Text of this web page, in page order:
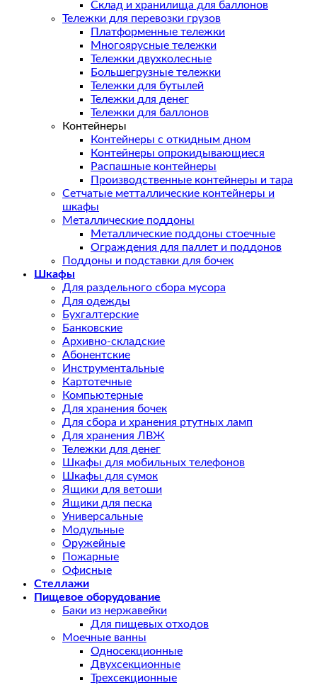
Склад и хранилища для баллонов
Тележки для перевозки грузов
Платформенные тележки
Многоярусные тележки
Тележки двухколесные
Большегрузные тележки
Тележки для бутылей
Тележки для денег
Тележки для баллонов
Контейнеры
Контейнеры с откидным дном
Контейнеры опрокидывающиеся
Распашные контейнеры
Производственные контейнеры и тара
Сетчатые метталлические контейнеры и
шкафы
Металлические поддоны
Металлические поддоны стоечные
Ограждения для паллет и поддонов
Поддоны и подставки для бочек
Шкафы
Для раздельного сбора мусора
Для одежды
Бухгалтерские
Банковские
Архивно-складские
Абонентские
Инструментальные
Картотечные
Компьютерные
Для хранения бочек
Для сбора и хранения ртутных ламп
Для хранения ЛВЖ
Тележки для денег
Шкафы для мобильных телефонов
Шкафы для сумок
Ящики для ветоши
Ящики для песка
Универсальные
Модульные
Оружейные
Пожарные
Офисные
Стеллажи
Пищевое оборудование
Баки из нержавейки
Для пищевых отходов
Моечные ванны
Односекционные
Двухсекционные
Трехсекционные